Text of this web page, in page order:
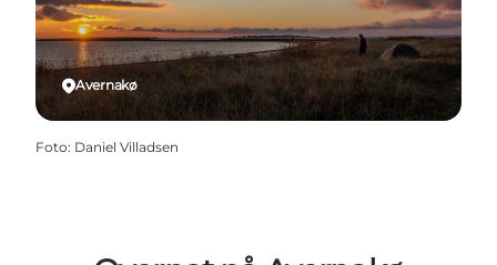
Avernakø
Foto: Daniel Villadsen